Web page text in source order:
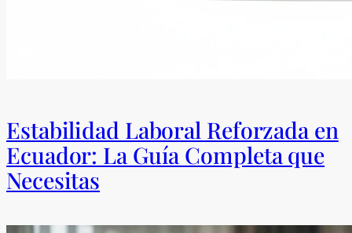
Estabilidad Laboral Reforzada en
Ecuador: La Guía Completa que
Necesitas